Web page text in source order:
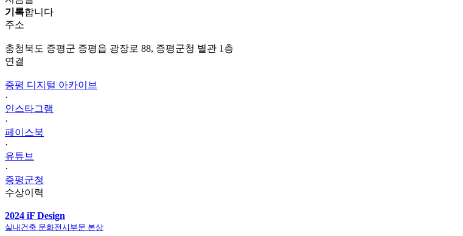
기록합니다
주소
충청북도 증평군 증평읍 광장로 88, 증평군청 별관 1층
연결
증평 디지털 아카이브
·
인스타그램
·
페이스북
·
유튜브
·
증평군청
수상이력
2024 iF Design
실내건축 문화전시부문 본상